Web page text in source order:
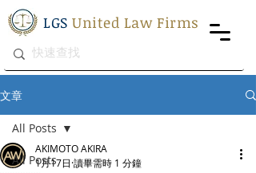
LGSUnited Law Firms
文章
All Posts
All Posts
AKIMOTO AKIRA
1月17日 讀畢需時 1 分鐘